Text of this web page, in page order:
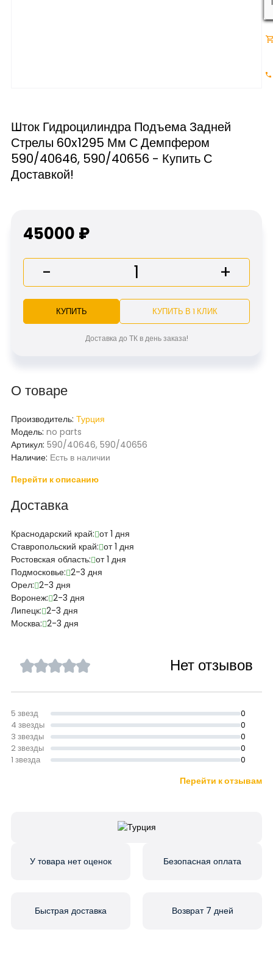
Шток Гидроцилиндра Подъема Задней
Стрелы 60x1295 Мм С Демпфером
590/40646, 590/40656 - Купить С
Доставкой!
О товаре
Производитель: Турция
Модель: no parts
Артикул: 590/40646, 590/40656
Наличие: Есть в наличии
Перейти к описанию
Доставка
Краснодарский край: от 1 дня
Ставропольский край: от 1 дня
Ростовская область: от 1 дня
Подмосковье: 2-3 дня
Орел: 2-3 дня
Воронеж: 2-3 дня
Липецк: 2-3 дня
Москва: 2-3 дня
45000 ₽
- +
КУПИТЬ КУПИТЬ В 1 КЛИК
Доставка до ТК в день заказа!
Нет отзывов
5 звезд 0
4 звезды 0
3 звезды 0
2 звезды 0
1 звезда 0
Перейти к отзывам
У товара нет оценок Безопасная оплата
Быстрая доставка Возврат 7 дней